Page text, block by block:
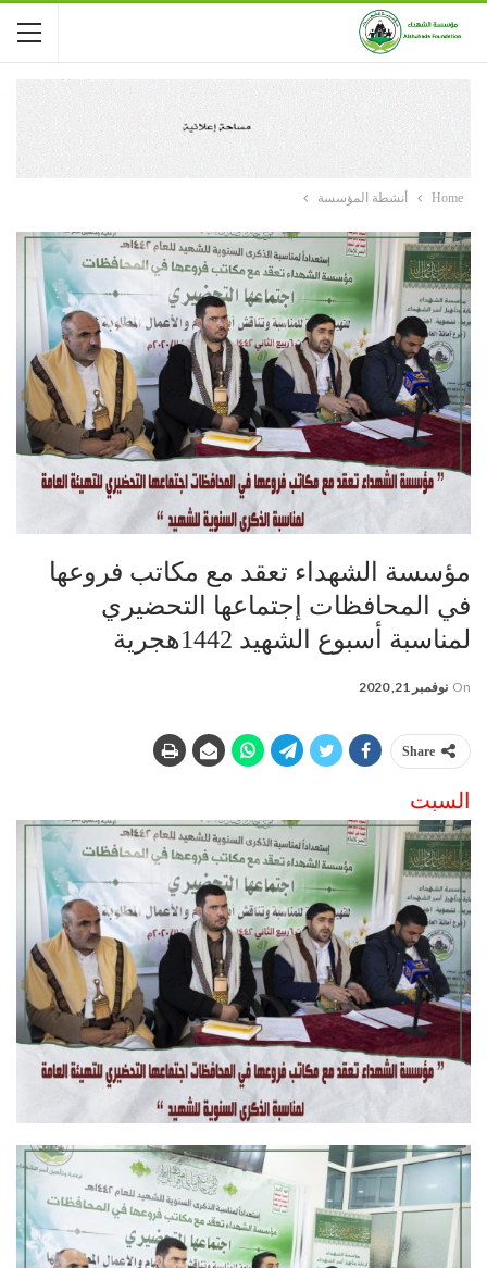
Home أنشطة المؤسسة
مؤسسة الشهداء تعقد مع مكاتب فروعها
في المحافظات إجتماعها التحضيري
لمناسبة أسبوع الشهيد 1442هجرية
On نوفمبر 21, 2020
Share
السبت